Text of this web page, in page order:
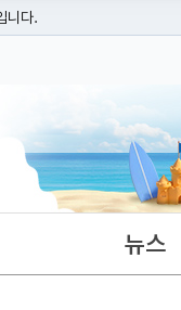
니다.
하고 있다면 아래 URL에서
뉴스